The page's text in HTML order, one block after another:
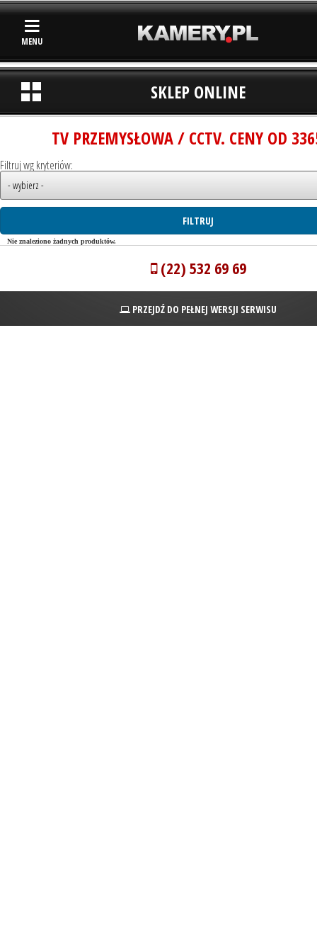
MENU
SKLEP ONLINE
TV PRZEMYSŁOWA / CCTV. CENY OD
Filtruj wg kryteriów:
Nie znaleziono żadnych produktów.
(22) 532 69 69
PRZEJDŹ DO PEŁNEJ WERSJI SERWISU